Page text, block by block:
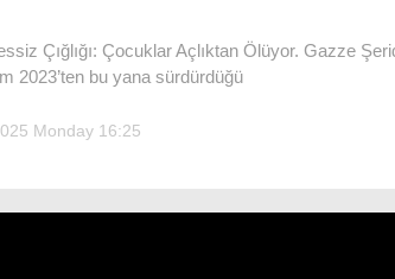
Çığlığı: Çocuklar Açlıktan Ölüyor. Gazze
2023’ten bu yana sürdürdüğü
Monday 16:25